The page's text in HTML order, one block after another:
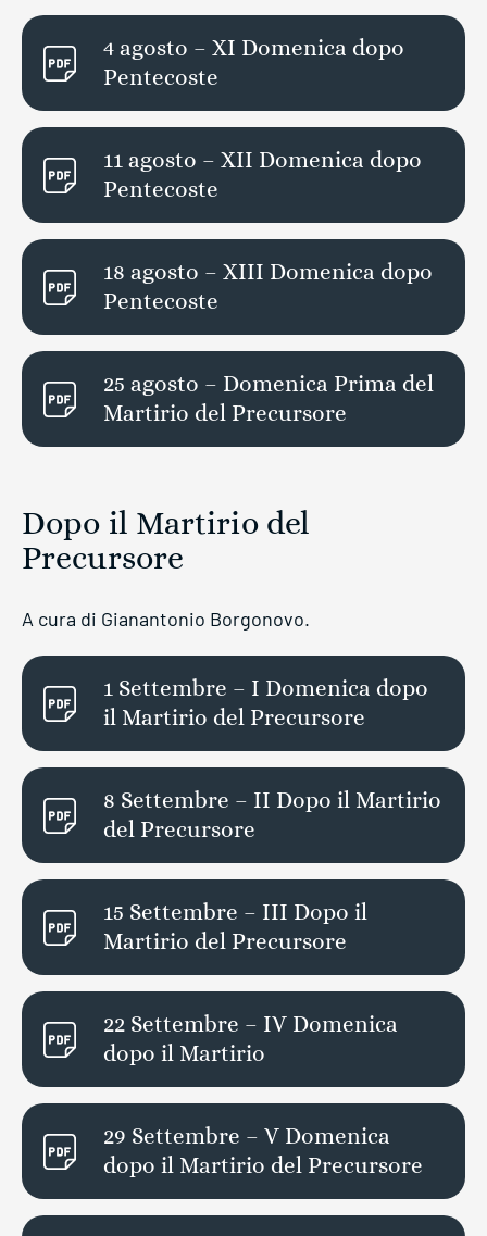
4 agosto – XI Domenica dopo
Pentecoste
11 agosto – XII Domenica dopo
Pentecoste
18 agosto – XIII Domenica dopo
Pentecoste
25 agosto – Domenica Prima del
Martirio del Precursore
Dopo il Martirio del
Precursore
A cura di Gianantonio Borgonovo.
1 Settembre – I Domenica dopo
il Martirio del Precursore
8 Settembre – II Dopo il Martirio
del Precursore
15 Settembre – III Dopo il
Martirio del Precursore
22 Settembre – IV Domenica
dopo il Martirio
29 Settembre – V Domenica
dopo il Martirio del Precursore